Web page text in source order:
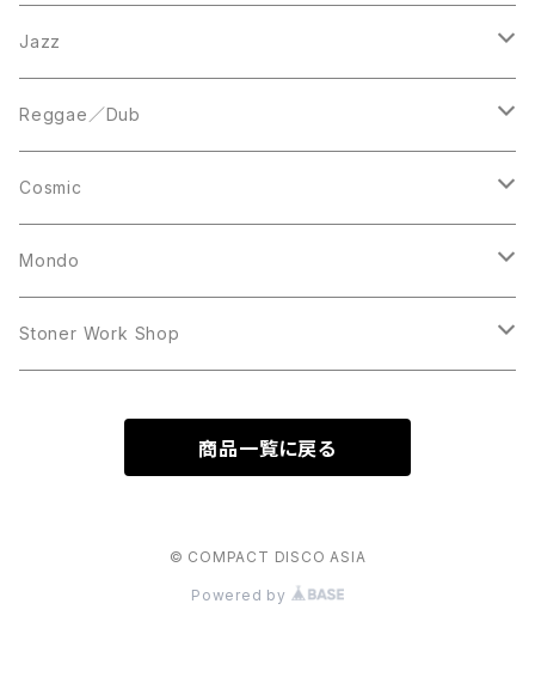
LP
Acetate Press
10inch
LP
12inch
LP
Jazz
LP
12inch
Reggae／Dub
LP
12inch
Cosmic
12inch
LP
Mondo
LP
Stoner Work Shop
商品一覧に戻る
© COMPACT DISCO ASIA
Powered by